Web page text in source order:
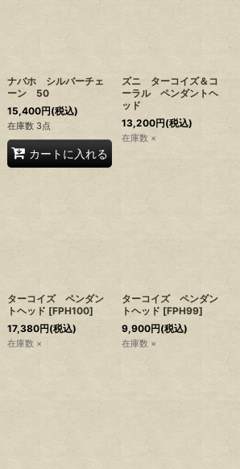
ナバホ シルバーチェ
ーン 50
15,400円(税込)
在庫数 3点
カートに入れる
ズニ ターコイズ＆コ
ーラル ペンダントヘ
ッド
13,200円(税込)
在庫数 ×
ターコイズ ペンダン
トヘッド [FPH100]
17,380円(税込)
在庫数 ×
ターコイズ ペンダン
トヘッド [FPH99]
9,900円(税込)
在庫数 ×